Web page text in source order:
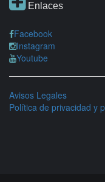
Enlaces
Facebook
Instagram
Youtube
Avisos Legales
Política de privacidad y